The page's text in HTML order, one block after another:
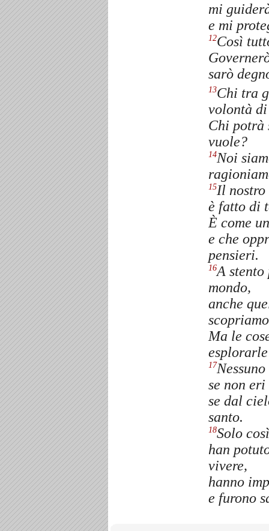
mi
e mi
12Così
sarò
13Chi tra
volontà
Chi potrà
vuole?
14Noi
15Il nostro
è fatto di
È come
e che
pensieri.
16A stento
mondo,
anche
Ma le
17
se non
se dal
santo.
18Solo
han
vivere,
hanno
e furono